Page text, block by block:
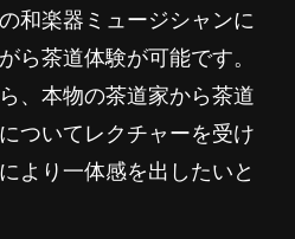
和楽器ミュージシャンに
ら茶道体験が可能です。
、本物の茶道家から茶道
ついてレクチャーを受け
より一体感を出したいと